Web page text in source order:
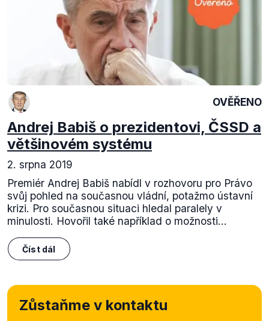
OVĚŘENO
Andrej Babiš o prezidentovi, ČSSD a
většinovém systému
2. srpna 2019
Premiér Andrej Babiš nabídl v rozhovoru pro Právo
svůj pohled na současnou vládní, potažmo ústavní
krizi. Pro současnou situaci hledal paralely v
minulosti. Hovořil také například o možnosti...
Číst dál
Zůstaňme v kontaktu